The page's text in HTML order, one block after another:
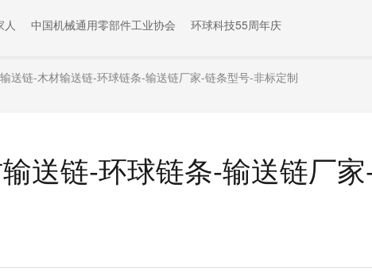
人 中国机械通用零部件工业协会 环球科技55周年庆
送链-木材输送链-环球链条-输送链厂家-链条型号-非标定制
送链-环球链条-输送链厂